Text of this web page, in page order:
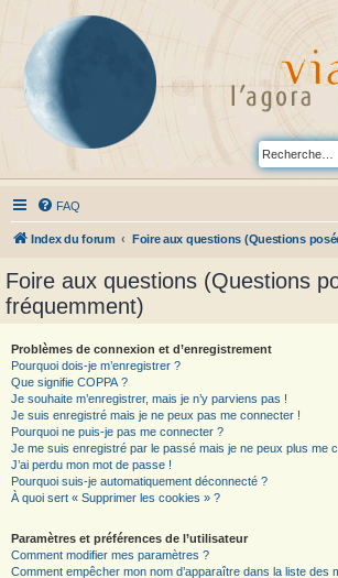
FAQ
Index du forum Foire aux questions (Questions
Foire aux questions (Questions
fréquemment)
Problèmes de connexion et d’enregistrement
Pourquoi dois-je m’enregistrer ?
Que signifie COPPA ?
Je souhaite m’enregistrer, mais je n’y parviens pas !
Je suis enregistré mais je ne peux pas me connecter !
Pourquoi ne puis-je pas me connecter ?
Je me suis enregistré par le passé mais je ne peux plus me
J’ai perdu mon mot de passe !
Pourquoi suis-je automatiquement déconnecté ?
À quoi sert « Supprimer les cookies » ?
Paramètres et préférences de l’utilisateur
Comment modifier mes paramètres ?
Comment empêcher mon nom d’apparaître dans la liste des